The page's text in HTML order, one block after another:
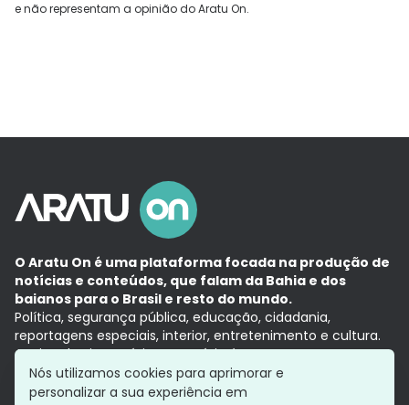
e não representam a opinião do Aratu On.
O Aratu On é uma plataforma focada na produção de
notícias e conteúdos, que falam da Bahia e dos
baianos para o Brasil e resto do mundo.
Política, segurança pública, educação, cidadania,
reportagens especiais, interior, entretenimento e cultura.
Aqui, tudo vira notícia e a notícia é no tempo presente,
com a credibilidade do Grupo Aratu.
Grupo Aratu
Política de privacidade
Nós utilizamos cookies para aprimorar e
personalizar a sua experiência em